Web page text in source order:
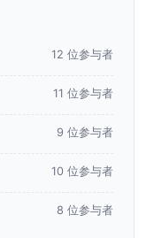
12 位参与者
11 位参与者
9 位参与者
10 位参与者
8 位参与者